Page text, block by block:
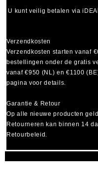
U kunt veilig betalen via
Verzendkosten
Verzendkosten starten vanaf
bestellingen onder de gratis
vanaf €950 (NL) en €1100
pagina voor details.
Garantie & Retour
Op alle nieuwe producten
Retourneren kan binnen 14
Retourbeleid.